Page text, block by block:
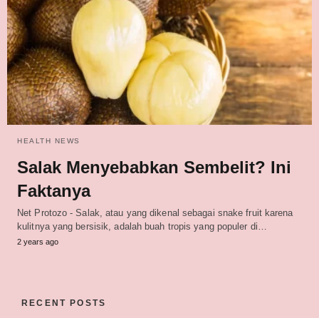
HEALTH NEWS
Salak Menyebabkan Sembelit? Ini
Faktanya
Net Protozo - Salak, atau yang dikenal sebagai snake fruit karena
kulitnya yang bersisik, adalah buah tropis yang populer di…
2 years ago
RECENT POSTS